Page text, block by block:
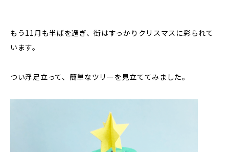
もう11月も半ばを過ぎ、街はすっかりクリスマスに彩られて
います。
つい浮足立って、簡単なツリーを見立ててみました。